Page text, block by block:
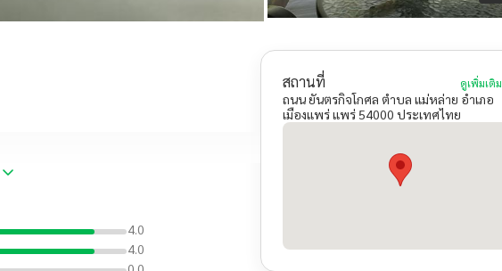
4.0
4.0
สถานที่ ดูเพิ่มเติม
ถนน ยันตรกิจโกศล ตำบล แม่หล่าย อำเภอ
เมืองแพร่ แพร่ 54000 ประเทศไทย